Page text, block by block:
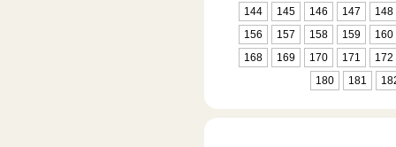
144
145 146 147
148
156
157 158 159
160
168
169 170 171
172
180
181